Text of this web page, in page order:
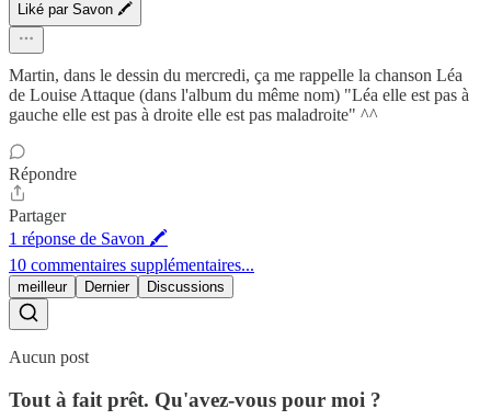
Liké par Savon 🖍
Martin, dans le dessin du mercredi, ça me rappelle la chanson Léa
de Louise Attaque (dans l'album du même nom) "Léa elle est pas à
gauche elle est pas à droite elle est pas maladroite" ^^
Répondre
Partager
1 réponse de Savon 🖍
10 commentaires supplémentaires...
meilleur Dernier Discussions
Aucun post
Tout à fait prêt. Qu'avez-vous pour moi ?